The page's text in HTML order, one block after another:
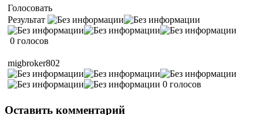
Голосовать
Результат
0 голосов
migbroker802
0 голосов
Оставить комментарий